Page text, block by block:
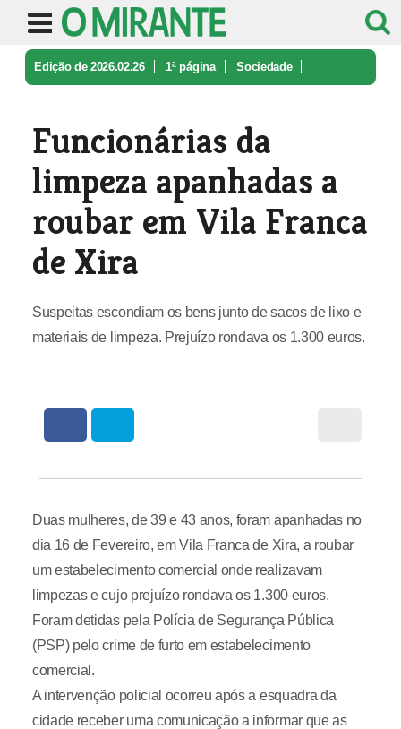
Edição de 2026.02.26 1ª página Sociedade
Funcionárias da
limpeza apanhadas a
roubar em Vila Franca
de Xira
Suspeitas escondiam os bens junto de sacos de lixo e
materiais de limpeza. Prejuízo rondava os 1.300 euros.
Duas mulheres, de 39 e 43 anos, foram apanhadas no
dia 16 de Fevereiro, em Vila Franca de Xira, a roubar
um estabelecimento comercial onde realizavam
limpezas e cujo prejuízo rondava os 1.300 euros.
Foram detidas pela Polícia de Segurança Pública
(PSP) pelo crime de furto em estabelecimento
comercial.
A intervenção policial ocorreu após a esquadra da
cidade receber uma comunicação a informar que as